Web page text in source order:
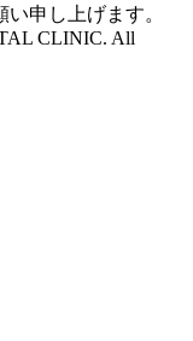
申し上げます。
CLINIC. All